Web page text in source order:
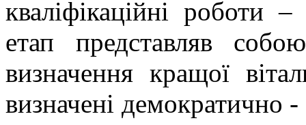
кваліфікаційні роботи
етап представляв
визначення кращої
визначені демократично